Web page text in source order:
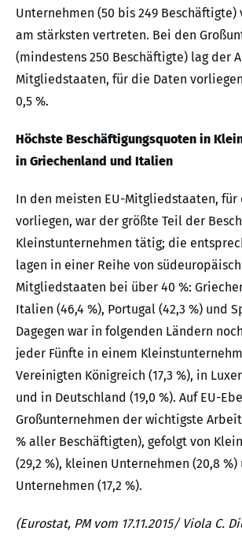
Unternehmen (50 bis 249
am stärksten vertreten. Bei den
(mindestens 250 Beschäftigte) lag der
Mitgliedstaaten, für die Daten
0,5 %.
Höchste Beschäftigungsquoten in
in Griechenland und Italien
In den meisten EU-Mitgliedstaaten, für
vorliegen, war der größte Teil der
Kleinstunternehmen tätig; die
lagen in einer Reihe von
Mitgliedstaaten bei über 40 %:
Italien (46,4 %), Portugal (42,3 %) und
Dagegen war in folgenden Ländern
jeder Fünfte in einem
Vereinigten Königreich (17,3 %), in
und in Deutschland (19,0 %). Auf EU-
Großunternehmen der wichtigste
% aller Beschäftigten), gefolgt von
(29,2 %), kleinen Unternehmen (20,8
Unternehmen (17,2 %).
(Eurostat, PM vom 17.11.2015/ Viola C.